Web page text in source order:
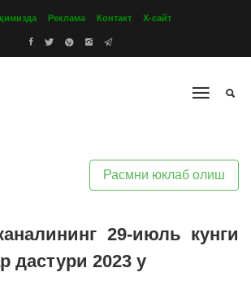
Реклама Контакт Х-сайт
Расмни юклаб олиш
29-июль кунги
дастури 2023 y